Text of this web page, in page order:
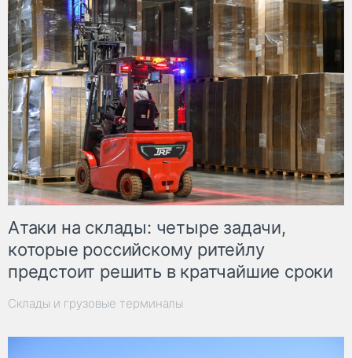
Атаки на склады: четыре задачи,
которые российскому ритейлу
предстоит решить в кратчайшие сроки
Склады и грузовые терминалы